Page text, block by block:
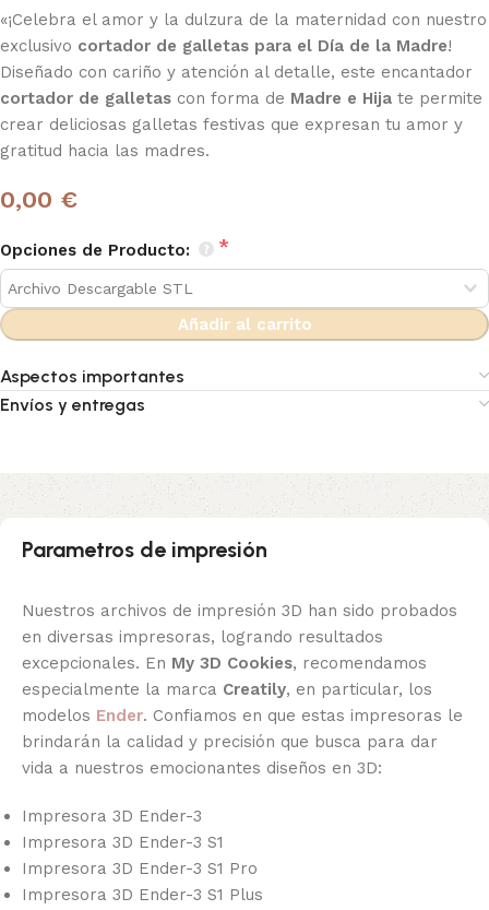
«¡Celebra el amor y la dulzura de la maternidad con nuestro
exclusivo cortador de galletas para el Día de la Madre!
Diseñado con cariño y atención al detalle, este encantador
cortador de galletas con forma de Madre e Hija te permite
crear deliciosas galletas festivas que expresan tu amor y
gratitud hacia las madres.
0,00 €
Opciones de Producto:
Añadir al carrito
Aspectos importantes
Envíos y entregas
Parametros de impresión
Nuestros archivos de impresión 3D han sido probados
en diversas impresoras, logrando resultados
excepcionales. En My 3D Cookies, recomendamos
especialmente la marca Creatily, en particular, los
modelos Ender. Confiamos en que estas impresoras le
brindarán la calidad y precisión que busca para dar
vida a nuestros emocionantes diseños en 3D:
Impresora 3D Ender-3
Impresora 3D Ender-3 S1
Impresora 3D Ender-3 S1 Pro
Impresora 3D Ender-3 S1 Plus